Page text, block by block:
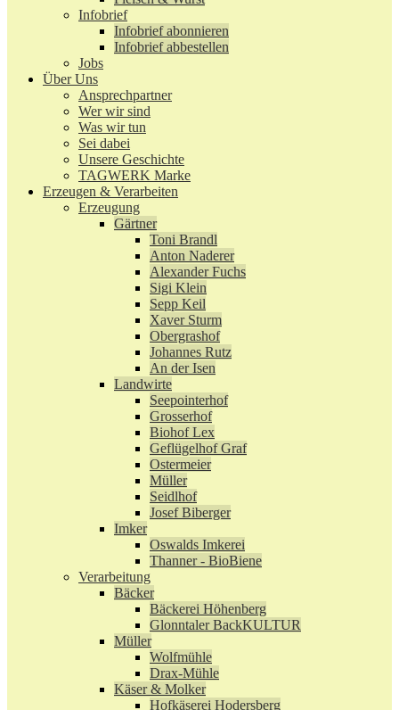
Infobrief
Infobrief abonnieren
Infobrief abbestellen
Jobs
Über Uns
Ansprechpartner
Wer wir sind
Was wir tun
Sei dabei
Unsere Geschichte
TAGWERK Marke
Erzeugen & Verarbeiten
Erzeugung
Gärtner
Toni Brandl
Anton Naderer
Alexander Fuchs
Sigi Klein
Sepp Keil
Xaver Sturm
Obergrashof
Johannes Rutz
An der Isen
Landwirte
Seepointerhof
Grosserhof
Biohof Lex
Geflügelhof Graf
Ostermeier
Müller
Seidlhof
Josef Biberger
Imker
Oswalds Imkerei
Thanner - BioBiene
Verarbeitung
Bäcker
Bäckerei Höhenberg
Glonntaler BackKULTUR
Müller
Wolfmühle
Drax-Mühle
Käser & Molker
Hofkäserei Hodersberg